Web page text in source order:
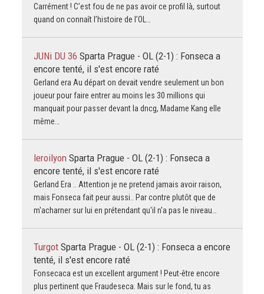
Carrément ! C’est fou de ne pas avoir ce profil là, surtout
quand on connaît l’histoire de l’OL…
JUNi DU 36 Sparta Prague - OL (2-1) : Fonseca a
encore tenté, il s'est encore raté
Gerland era Au départ on devait vendre seulement un bon
joueur pour faire entrer au moins les 30 millions qui
manquait pour passer devant Ia dncg, Madame Kang elle
même…
leroilyon Sparta Prague - OL (2-1) : Fonseca a
encore tenté, il s'est encore raté
Gerland Era .. Attention je ne pretend jamais avoir raison,
mais Fonseca fait peur aussi.. Par contre plutôt que de
m'acharner sur lui en prétendant qu'il n'a pas le niveau…
Turgot Sparta Prague - OL (2-1) : Fonseca a encore
tenté, il s'est encore raté
Fonsecaca est un excellent argument ! Peut-être encore
plus pertinent que Fraudeseca. Mais sur le fond, tu as